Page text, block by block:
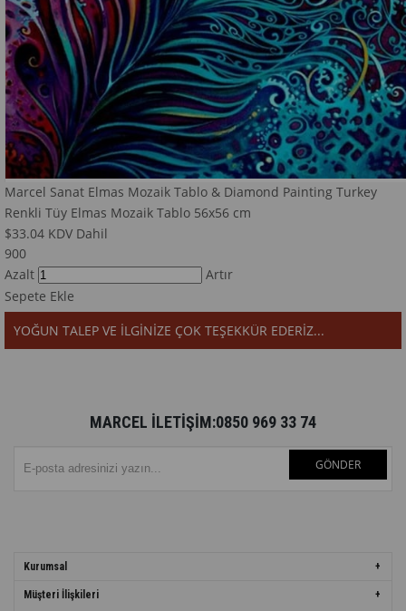
Marcel Sanat Elmas Mozaik Tablo & Diamond Painting Turkey
Renkli Tüy Elmas Mozaik Tablo 56x56 cm
$33.04 KDV Dahil
900
Azalt
Artır
Sepete Ekle
YOĞUN TALEP VE İLGİNİZE ÇOK TEŞEKKÜR EDERİZ...
MARCEL İLETİŞİM:0850 969 33 74
GÖNDER
Kurumsal
Müşteri İlişkileri